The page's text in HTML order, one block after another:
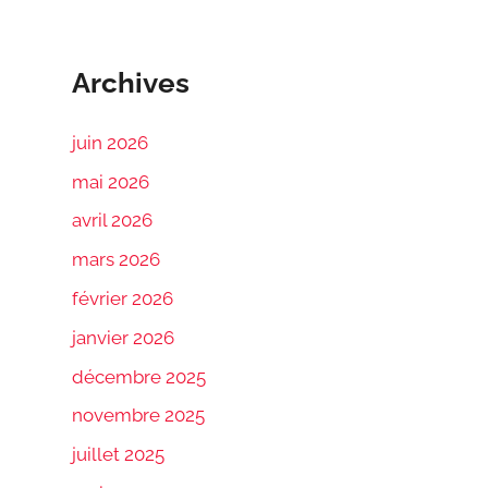
Archives
juin 2026
mai 2026
avril 2026
mars 2026
février 2026
janvier 2026
décembre 2025
novembre 2025
juillet 2025